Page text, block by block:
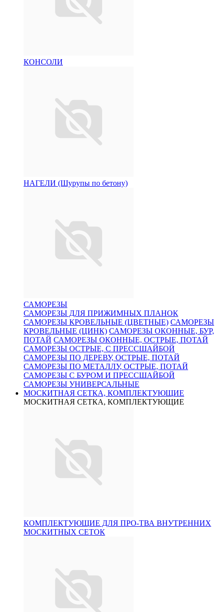
КОНСОЛИ
НАГЕЛИ (Шурупы по бетону)
САМОРЕЗЫ
САМОРЕЗЫ ДЛЯ ПРИЖИМНЫХ ПЛАНОК
САМОРЕЗЫ КРОВЕЛЬНЫЕ (ЦВЕТНЫЕ) САМОРЕЗЫ
КРОВЕЛЬНЫЕ (ЦИНК) САМОРЕЗЫ ОКОННЫЕ, БУР,
ПОТАЙ САМОРЕЗЫ ОКОННЫЕ, ОСТРЫЕ, ПОТАЙ
САМОРЕЗЫ ОСТРЫЕ, С ПРЕССШАЙБОЙ
САМОРЕЗЫ ПО ДЕРЕВУ, ОСТРЫЕ, ПОТАЙ
САМОРЕЗЫ ПО МЕТАЛЛУ, ОСТРЫЕ, ПОТАЙ
САМОРЕЗЫ С БУРОМ И ПРЕССШАЙБОЙ
САМОРЕЗЫ УНИВЕРСАЛЬНЫЕ
МОСКИТНАЯ СЕТКА, КОМПЛЕКТУЮЩИЕ
МОСКИТНАЯ СЕТКА, КОМПЛЕКТУЮЩИЕ
КОМПЛЕКТУЮЩИЕ ДЛЯ ПРО-ТВА ВНУТРЕННИХ
МОСКИТНЫХ СЕТОК